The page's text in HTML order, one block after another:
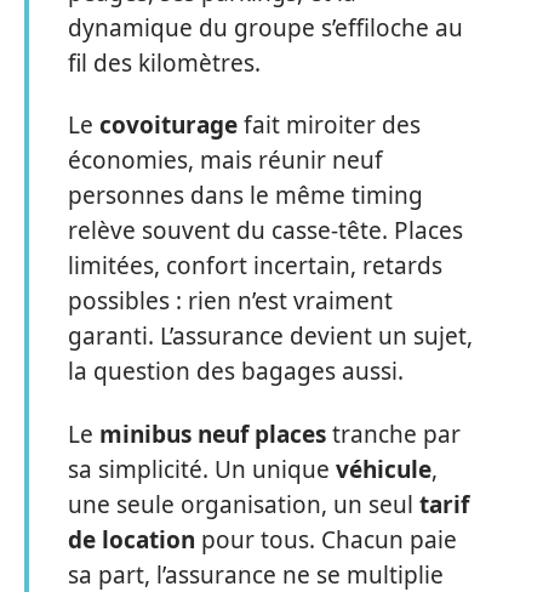
dynamique du groupe s’effiloche au
fil des kilomètres.
Le covoituragefait miroiter des
économies, mais réunir neuf
personnes dans le même timing
relève souvent du casse-tête. Places
limitées, confort incertain, retards
possibles : rien n’est vraiment
garanti. L’assurance devient un sujet,
la question des bagages aussi.
Le minibus neuf placestranche par
sa simplicité. Un unique véhicule,
une seule organisation, un seul tarif
de location pour tous. Chacun paie
sa part, l’assurance ne se multiplie